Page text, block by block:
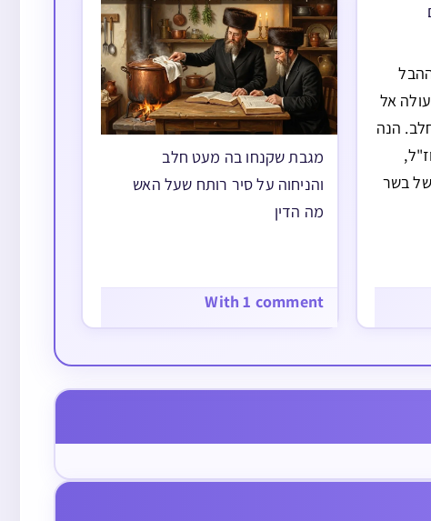
אל
הנה
בשר
מגבת שקנחו בה מעט חלב
והניחוה על סיר רותח שעל האש
מה הדין
With 1 comment
בשבת